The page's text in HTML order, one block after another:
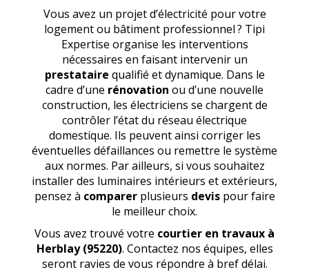
Vous avez un projet d’électricité pour votre
logement ou bâtiment professionnel ? Tipi
Expertise organise les interventions
nécessaires en faisant intervenir un
prestataire qualifié et dynamique. Dans le
cadre d’une rénovation ou d’une nouvelle
construction, les électriciens se chargent de
contrôler l’état du réseau électrique
domestique. Ils peuvent ainsi corriger les
éventuelles défaillances ou remettre le système
aux normes. Par ailleurs, si vous souhaitez
installer des luminaires intérieurs et extérieurs,
pensez à comparerplusieurs devispour faire
le meilleur choix.
Vous avez trouvé votre courtier en travaux à
Herblay (95220). Contactez nos équipes, elles
seront ravies de vous répondre à bref délai.